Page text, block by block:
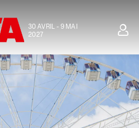
30 AVRIL - 9 MAI
2027